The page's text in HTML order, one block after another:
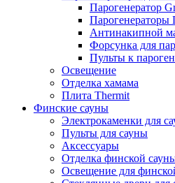
Парогенератор
Парогенераторы
Антинакипной
Форсунка для
Пульты к
Освещение
Отделка хамама
Плита Thermit
Финские сауны
Электрокаменки для
Пульты для сауны
Аксессуары
Отделка финской
Освещение для